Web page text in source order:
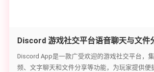
Discord 游戏社交平台语音聊天与文件
Discord App是一款广受欢迎的游戏社交平台，
频、文字聊天和文件分享等功能，为玩家提供便